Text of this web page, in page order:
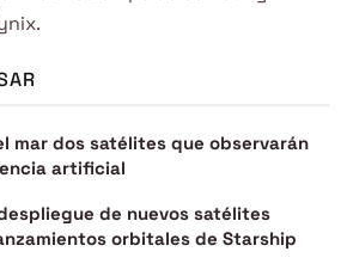
mar dos satélites que observarán
artificial
de nuevos satélites
orbitales de Starship